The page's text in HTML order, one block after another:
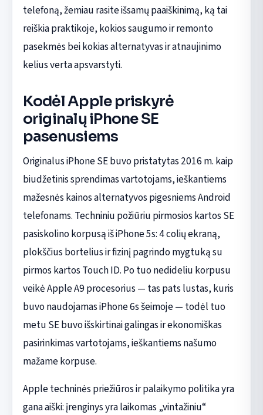
telefoną, žemiau rasite išsamų paaiškinimą, ką tai
reiškia praktikoje, kokios saugumo ir remonto
pasekmės bei kokias alternatyvas ir atnaujinimo
kelius verta apsvarstyti.
Kodėl Apple priskyrė
originalų iPhone SE
pasenusiems
Originalus iPhone SE buvo pristatytas 2016 m. kaip
biudžetinis sprendimas vartotojams, ieškantiems
mažesnės kainos alternatyvos pigesniems Android
telefonams. Techniniu požiūriu pirmosios kartos SE
pasiskolino korpusą iš iPhone 5s: 4 colių ekraną,
plokščius bortelius ir fizinį pagrindo mygtuką su
pirmos kartos Touch ID. Po tuo nedideliu korpusu
veikė Apple A9 procesorius — tas pats lustas, kuris
buvo naudojamas iPhone 6s šeimoje — todėl tuo
metu SE buvo išskirtinai galingas ir ekonomiškas
pasirinkimas vartotojams, ieškantiems našumo
mažame korpuse.
Apple techninės priežiūros ir palaikymo politika yra
gana aiški: įrenginys yra laikomas „vintažiniu“